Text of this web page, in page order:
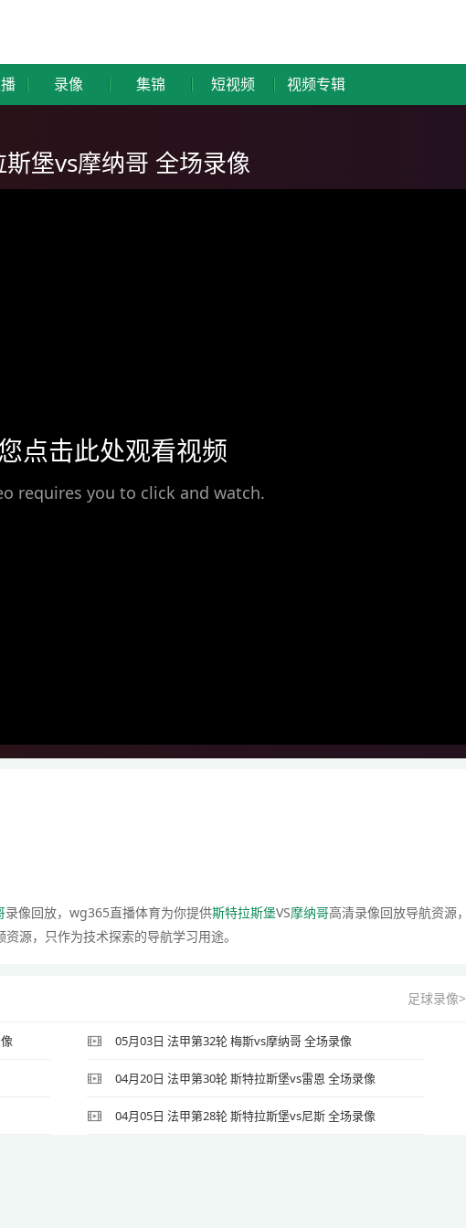
录像 集锦 短视频 视频专辑
堡vs摩纳哥 全场录像
点击此处观看视频
requires you to click and watch.
录像回放，wg365直播体育为你提供斯特拉斯堡VS摩纳哥高清录像回放导航资源，
资源，只作为技术探索的导航学习用途。
足球录像>
05月03日 法甲第32轮 梅斯vs摩纳哥 全场录像
04月20日 法甲第30轮 斯特拉斯堡vs雷恩 全场录像
04月05日 法甲第28轮 斯特拉斯堡vs尼斯 全场录像